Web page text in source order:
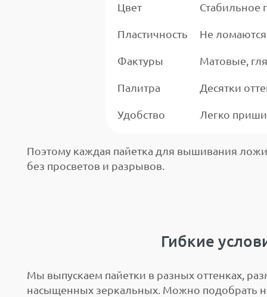
Цвет Стабильное
Пластичность Не
Фактуры Матовые,
Палитра Десятки
Удобство Легко
Поэтому каждая пайетка для вышивания
без просветов и разрывов.
Гибкие
Мы выпускаем пайетки в разных оттенках,
насыщенных зеркальных. Можно подобрать